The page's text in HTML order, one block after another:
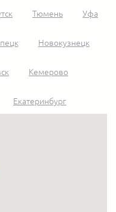
Тюмень Уфа
Новокузнецк
Кемерово
Екатеринбург